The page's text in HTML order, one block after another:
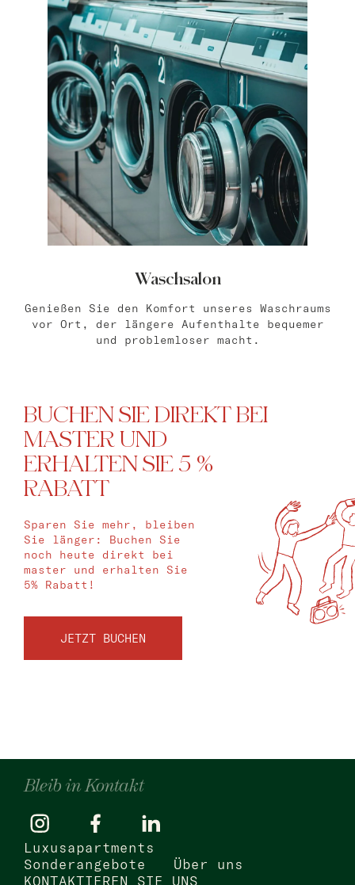
Waschsalon
Genießen Sie den Komfort unseres Waschraums
vor Ort, der längere Aufenthalte bequemer
und problemloser macht.
BUCHEN SIE DIREKT BEI
MASTER UND
ERHALTEN SIE 5 %
RABATT
Sparen Sie mehr, bleiben
Sie länger: Buchen Sie
noch heute direkt bei
master und erhalten Sie
5% Rabatt!
JETZT BUCHEN
Bleib in Kontakt
Luxusapartments
Sonderangebote
Über uns
KONTAKTIEREN SIE UNS